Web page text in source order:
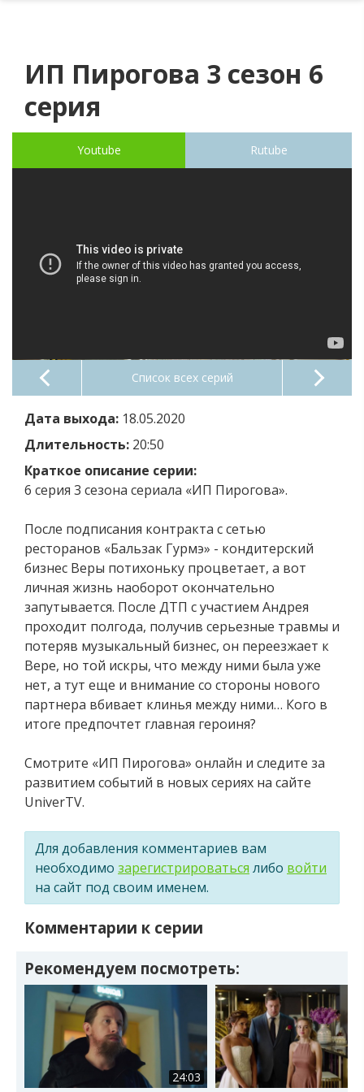
ИП Пирогова 3 сезон 6
серия
Youtube Rutube
Список всех серий
Дата выхода: 18.05.2020
Длительность: 20:50
Краткое описание серии:
6 серия 3 сезона сериала «ИП Пирогова».
После подписания контракта с сетью
ресторанов «Бальзак Гурмэ» - кондитерский
бизнес Веры потихоньку процветает, а вот
личная жизнь наоборот окончательно
запутывается. После ДТП с участием Андрея
проходит полгода, получив серьезные травмы и
потеряв музыкальный бизнес, он переезжает к
Вере, но той искры, что между ними была уже
нет, а тут еще и внимание со стороны нового
партнера вбивает клинья между ними… Кого в
итоге предпочтет главная героиня?
Смотрите «ИП Пирогова» онлайн и следите за
развитием событий в новых сериях на сайте
UniverTV.
Для добавления комментариев вам
необходимо зарегистрироваться либо войти
на сайт под своим именем.
Комментарии к серии
Рекомендуем посмотреть:
24:03